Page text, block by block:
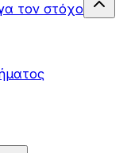
τον στόχο